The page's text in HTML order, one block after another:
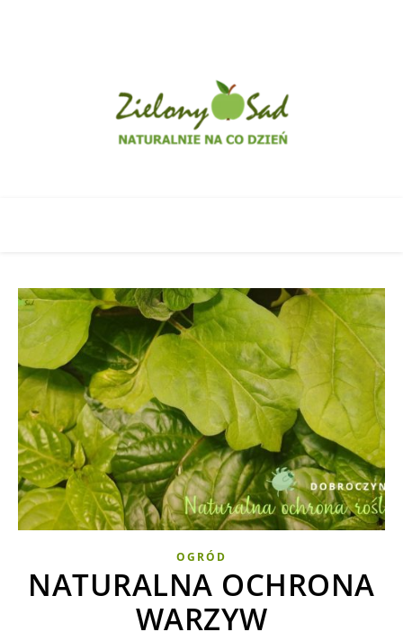
OGRÓD
NATURALNA OCHRONA
WARZYW